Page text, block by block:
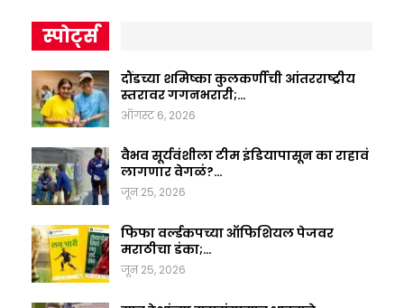
स्पोर्ट्स
दौंडच्या शमिष्का कुलकर्णीची आंतरराष्ट्रीय
स्तरावर गगनभरारी;…
ऑगस्ट 6, 2026
वैभव सूर्यवंशीला टीम इंडियापासून का राहावं
लागणार वेगळं?…
जून 25, 2026
फिफा वर्ल्डकपच्या ऑफिशियल पेजवर
मराठीचा डंका;…
जून 25, 2026